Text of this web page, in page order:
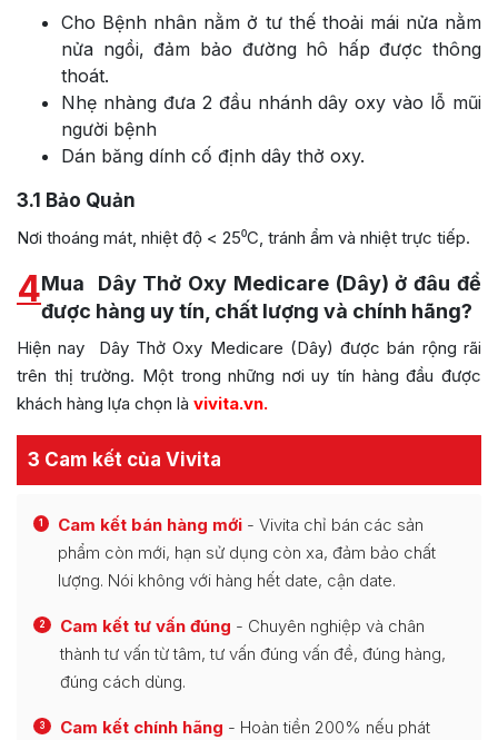
Cho Bệnh nhân nằm ở tư thế thoải mái nửa nằm
nửa ngồi, đảm bảo đường hô hấp được thông
thoát.
Nhẹ nhàng đưa 2 đầu nhánh dây oxy vào lỗ mũi
người bệnh
Dán băng dính cố định dây thở oxy.
3.1 Bảo Quản
Nơi thoáng mát, nhiệt độ < 25⁰C, tránh ẩm và nhiệt trực tiếp.
4Mua Dây Thở Oxy Medicare (Dây) ở đâu để
được hàng uy tín, chất lượng và chính hãng?
Hiện nay Dây Thở Oxy Medicare (Dây) được bán rộng rãi
trên thị trường. Một trong những nơi uy tín hàng đầu được
khách hàng lựa chọn là vivita.vn.
3 Cam kết của Vivita
1 Cam kết bán hàng mới - Vivita chỉ bán các sản
phẩm còn mới, hạn sử dụng còn xa, đảm bảo chất
lượng. Nói không với hàng hết date, cận date.
2 Cam kết tư vấn đúng - Chuyên nghiệp và chân
thành tư vấn từ tâm, tư vấn đúng vấn đề, đúng hàng,
đúng cách dùng.
3 Cam kết chính hãng - Hoàn tiền 200% nếu phát